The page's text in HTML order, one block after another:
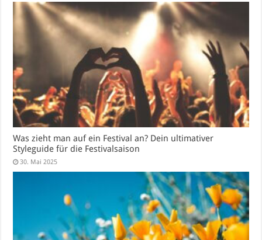
Was zieht man auf ein Festival an? Dein ultimativer
Styleguide für die Festivalsaison
30. Mai 2025